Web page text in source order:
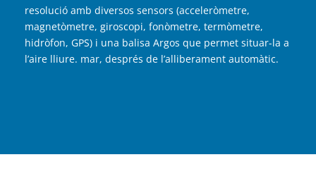
resolució amb diversos sensors (acceleròmetre,
magnetòmetre, giroscopi, fonòmetre, termòmetre,
hidròfon, GPS) i una balisa Argos que permet situar-la a
l’aire lliure. mar, després de l’alliberament automàtic.